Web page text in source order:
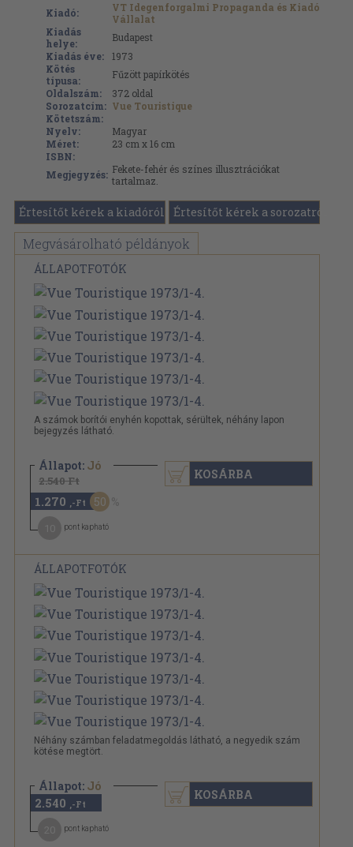
Kiadó:
VT Idegenforgalmi Propaganda és Kiadó
Vállalat
Kiadás
helye:
Budapest
Kiadás éve:
1973
Kötés
típusa:
Fűzött papírkötés
Oldalszám:
372 oldal
Sorozatcím: Vue Touristique
Kötetszám:
Nyelv:
Magyar
Méret:
23 cm x 16 cm
ISBN:
Megjegyzés: Fekete-fehér és színes illusztrációkat
tartalmaz.
Értesítőt kérek a kiadóról Értesítőt kérek a sorozatról
Megvásárolható példányok
ÁLLAPOTFOTÓK
A számok borítói enyhén kopottak, sérültek, néhány lapon
bejegyzés látható.
Állapot: Jó
2.540 Ft
1.270 ,-Ft 50
pont kapható
KOSÁRBA
ÁLLAPOTFOTÓK
Néhány számban feladatmegoldás látható, a negyedik szám
kötése megtört.
Állapot: Jó
2.540 ,-Ft
pont kapható
KOSÁRBA